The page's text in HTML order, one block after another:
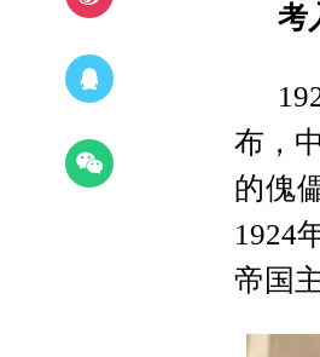
考
布，
的傀
1924
帝国